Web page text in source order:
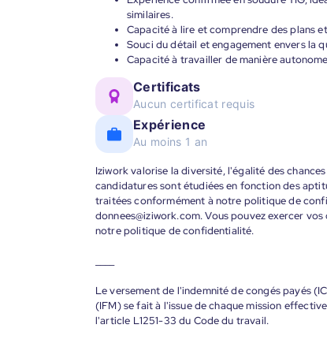
similaires.
Capacité à lire et comprendre des plans
Souci du détail et engagement envers la
Capacité à travailler de manière
Certificats
Aucun certificat requis
Expérience
Au moins 1 an
Iziwork valorise la diversité, l'égalité des
candidatures sont étudiées en fonction des
traitées conformément à notre politique de
donnees@iziwork.com. Vous pouvez exercer
notre politique de confidentialité.
Le versement de l'indemnité de congés payés
(IFM) se fait à l'issue de chaque mission
l'article L1251-33 du Code du travail.